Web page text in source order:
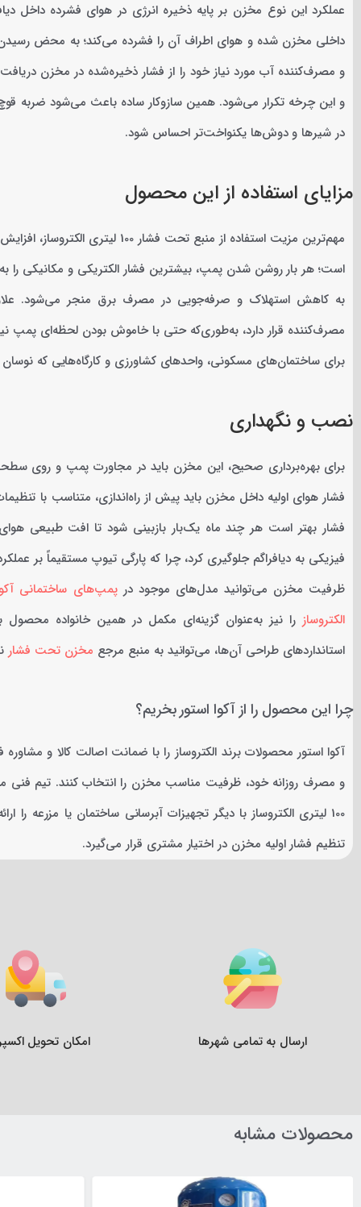
عملکرد این نوع مخزن بر پایه ذخیره انرژی در هوای فشرده داخل
داخلی مخزن شده و هوای اطراف آن را فشرده می‌کند؛ به محض
و مصرف‌کننده آب مورد نیاز خود را از فشار ذخیره‌شده در مخزن
در شیرها و دوش‌ها یکنواخت‌تر احساس شود.
مزایای استفاده از این محصول
مهم‌ترین مزیت استفاده از منبع
است؛ هر بار روشن شدن پمپ، بیشترین فشار الکتریکی و مکانیکی را
به کاهش استهلاک و صرفه‌جویی در مصرف برق منجر می‌شود.
مصرف‌کننده قرار دارد، به‌طوری‌که حتی با خاموش بودن لحظه‌ای
برای ساختمان‌های مسکونی، واحدهای کشاورزی و کارگاه‌هایی که
نصب و نگهداری
برای بهره‌برداری صحیح، این مخزن باید در مجاورت پمپ و روی
فشار هوای اولیه داخل مخزن باید پیش از راه‌اندازی، متناسب با
فشار بهتر است هر چند ماه یک‌بار بازبینی شود تا افت طبیعی
فیزیکی به دیافراگم جلوگیری کرد، چرا که پارگی تیوپ مستقیماً بر
ظرفیت مخزن می‌توانید مدل‌های موجود درپمپ‌های ساختمانی
الکتروسازرا نیز به‌عنوان گزینه‌ای مکمل در همین خانواده
استانداردهای طراحی آن‌ها، می‌توانید به منبع مرجع مخزن تحت فشار
چرا این محصول را از آکوا استور بخریم؟
آکوا استور محصولات برند الکتروساز را با ضمانت اصالت کالا و
و مصرف روزانه خود، ظرفیت مناسب مخزن را انتخاب کنند. تیم فنی
100 لیتری الکتروساز با دیگر تجهیزات آبرسانی ساختمان یا
تنظیم فشار اولیه مخزن در اختیار مشتری قرار می‌گیرد.
ارسال به تمامی شهرها امکان تحویل
محصولات مشابه